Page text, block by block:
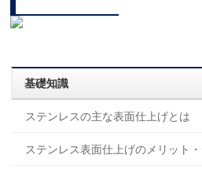
基礎知識
ステンレスの主な表面仕上げとは
ステンレス表面仕上げのメリット